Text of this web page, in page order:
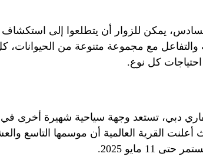
يمكن للزوار أن يتطلعوا إلى استكشاف
والتفاعل مع مجموعة متنوعة من
احتياجات كل نوع.
دبي، تستعد وجهة سياحية شهيرة أخرى في
أعلنت القرية العالمية أن موسمها التاسع